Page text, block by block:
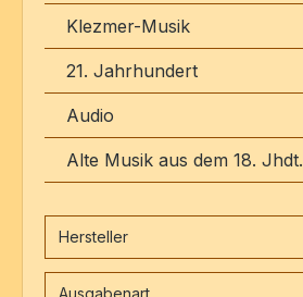
Klezmer-Musik
21. Jahrhundert
Audio
Alte Musik aus dem 18. Jhdt.
Hersteller
Ausgabenart